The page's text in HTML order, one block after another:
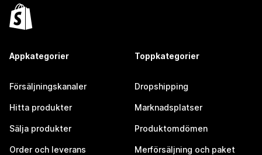
Appkategorier
Försäljningskanaler
Hitta produkter
Sälja produkter
Order och leverans
Toppkategorier
Dropshipping
Marknadsplatser
Produktomdömen
Merförsäljning och paket